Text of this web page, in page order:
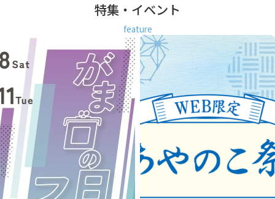
特集・イベント
feature